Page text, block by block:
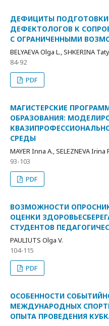
ДЕФИЦИТЫ ПОДГОТОВКИ
ДЕФЕКТОЛОГОВ К
С ОГРАНИЧЕННЫМИ
BELYAEVA Olga L., SHKERINA
84-92
PDF
МАГИСТЕРСКИЕ
ОБРАЗОВАНИЯ:
СРЕДЫ
MAYER Inna A., SELEZNEVA Irina
93-103
PDF
ВОЗМОЖНОСТИ
ОЦЕНКИ
СТУДЕНТОВ
PAULIUTS Olga V.
104-115
PDF
ОСОБЕННОСТИ
МЕЖДУНАРОДНЫХ
ОПЫТА ПРОВЕДЕНИЯ